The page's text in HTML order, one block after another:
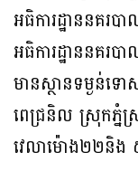
អធិការដ្ឋាននគរ
អធិការដ្ឋាននគរ
មានស្ថានទម្ង
ពេជ្រនិល ស្រុកភ្នំ
វេលាម៉ោង២២និង